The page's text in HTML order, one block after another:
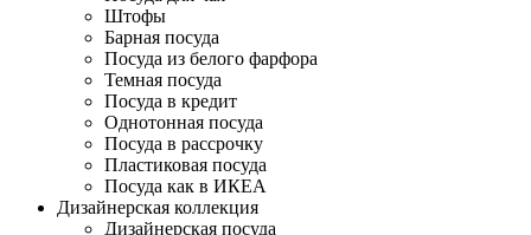
Штофы
Барная посуда
Посуда из белого фарфора
Темная посуда
Посуда в кредит
Однотонная посуда
Посуда в рассрочку
Пластиковая посуда
Посуда как в ИКЕА
Дизайнерская коллекция
Дизайнерская посуда